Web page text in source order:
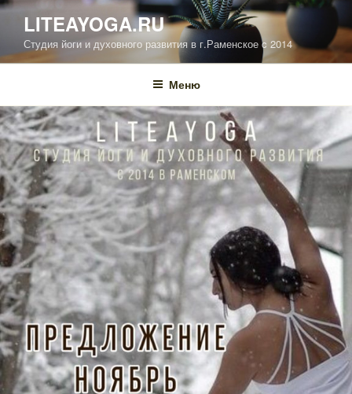
Перейти
содержимому
LITEAYOGA.RU
Студия йоги и духовного развития в г.Раменское c 2014
Меню